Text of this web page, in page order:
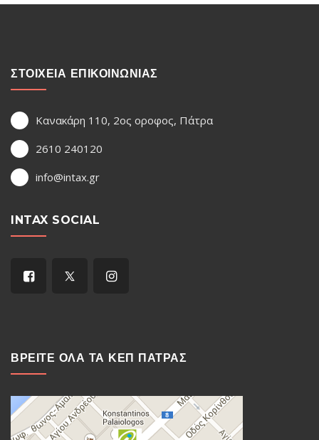
ΣΤΟΙΧΕΙΑ ΕΠΙΚΟΙΝΩΝΙΑΣ
Κανακάρη 110, 2ος οροφος, Πάτρα
2610 240120
info@intax.gr
INTAX SOCIAL
ΒΡΕΙΤΕ ΟΛΑ ΤΑ ΚΕΠ ΠΑΤΡΑΣ